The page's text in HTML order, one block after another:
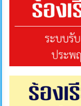
e-
Service
Q&A
ข้อมูล